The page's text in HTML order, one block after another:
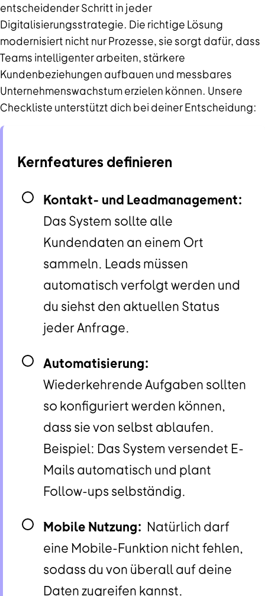
entscheidender Schritt in jeder
Digitalisierungsstrategie. Die richtige Lösung
modernisiert nicht nur Prozesse, sie sorgt dafür, dass
Teams intelligenter arbeiten, stärkere
Kundenbeziehungen aufbauen und messbares
Unternehmenswachstum erzielen können. Unsere
Checkliste unterstützt dich bei deiner Entscheidung:
Kernfeatures definieren
Kontakt- und Leadmanagement:
Das System sollte alle
Kundendaten an einem Ort
sammeln. Leads müssen
automatisch verfolgt werden und
du siehst den aktuellen Status
jeder Anfrage.
Automatisierung:
Wiederkehrende Aufgaben sollten
so konfiguriert werden können,
dass sie von selbst ablaufen.
Beispiel: Das System versendet E-
Mails automatisch und plant
Follow-ups selbständig.
Mobile Nutzung: Natürlich darf
eine Mobile-Funktion nicht fehlen,
sodass du von überall auf deine
Daten zugreifen kannst.